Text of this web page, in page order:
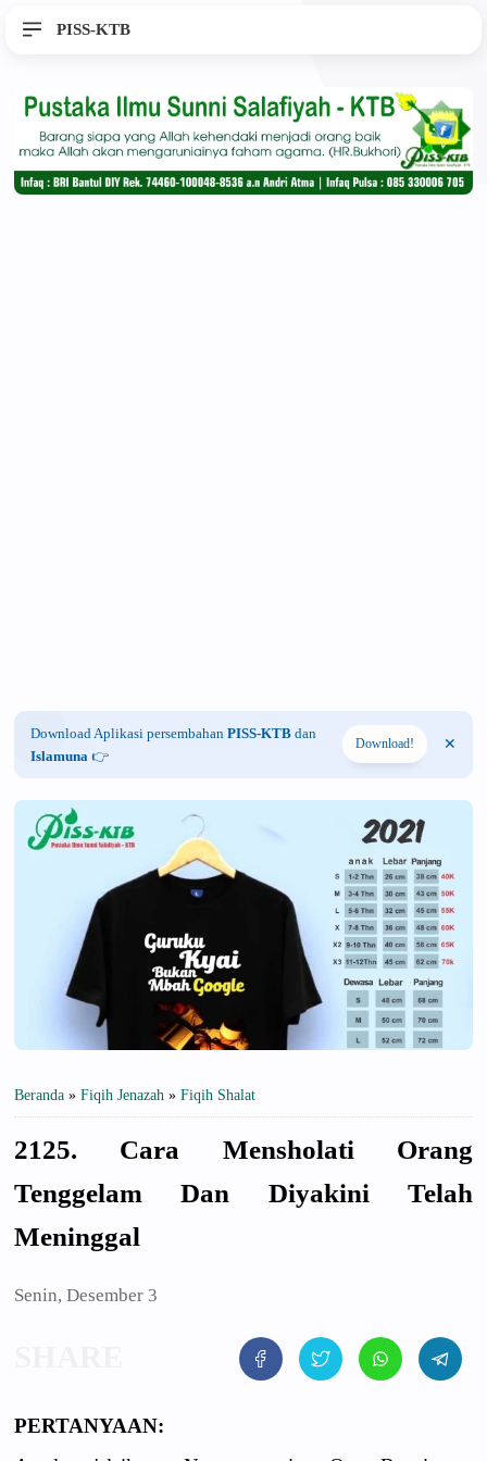
PISS-KTB
Download Aplikasi persembahan PISS-KTB dan
Islamuna 👉
Download!
Beranda » Fiqih Jenazah » Fiqih Shalat
2125. Cara Mensholati Orang
Tenggelam Dan Diyakini Telah
Meninggal
Senin, Desember 3
PERTANYAAN: